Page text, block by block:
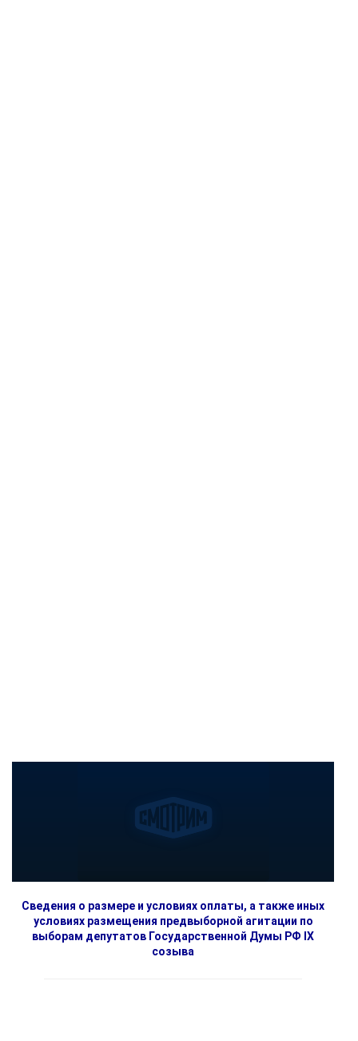
Сведения о размере и условиях оплаты, а также иных
условиях размещения предвыборной агитации по
выборам депутатов Государственной Думы РФ IX
созыва